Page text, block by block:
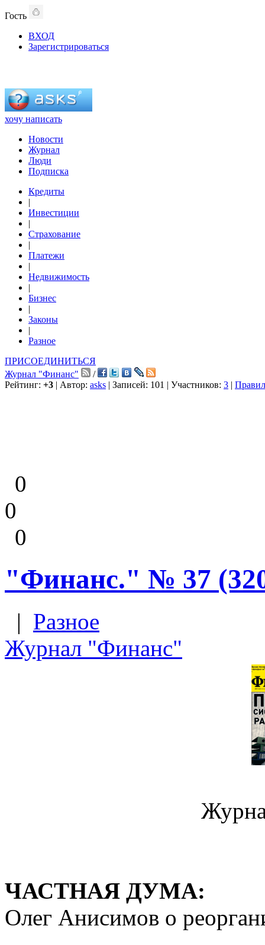
Гость
ВХОД
Зарегистрироваться
хочу написать
Новости
Журнал
Люди
Подписка
Кредиты
|
Инвестиции
|
Страхование
|
Платежи
|
Недвижимость
|
Бизнес
|
Законы
|
Разное
ПРИСОЕДИНИТЬСЯ
Журнал "Финанс"
/
Рейтинг: +3 | Автор: asks | Записей: 101 | Участников: 3 |
0
0
0
"Финанс." № 37
| Разное
Журнал "Финанс"
ЧАСТНАЯ ДУМА:
Олег Анисимов о